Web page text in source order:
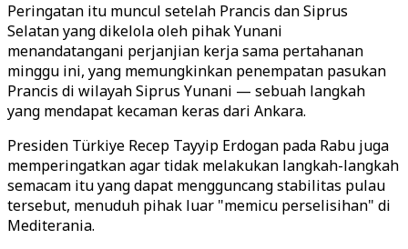
Peringatan itu muncul setelah Prancis dan Siprus
Selatan yang dikelola oleh pihak Yunani
menandatangani perjanjian kerja sama pertahanan
minggu ini, yang memungkinkan penempatan pasukan
Prancis di wilayah Siprus Yunani — sebuah langkah
yang mendapat kecaman keras dari Ankara.
Presiden Türkiye Recep Tayyip Erdogan pada Rabu juga
memperingatkan agar tidak melakukan langkah-langkah
semacam itu yang dapat mengguncang stabilitas pulau
tersebut, menuduh pihak luar "memicu perselisihan" di
Mediterania.